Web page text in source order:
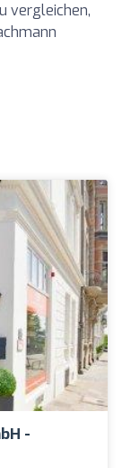
vergleichen,
-